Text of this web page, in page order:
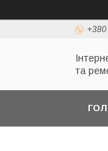
та